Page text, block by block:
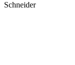
Schneider